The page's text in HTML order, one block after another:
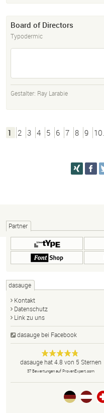
Board of Directors
Typodermic
Gestalter: Ray Larabie
1 2 3 4 5 6 7 8 9
Partner
dasauge
Kontakt
Datenschutz
Link zu uns
dasauge bei Facebook
dasauge
Designer,
Fotografen,
Agenturen,
Portfolios
und Jobs.
Anonym
dasaugehat4.8 von 5 Sternen
37Bewertungen auf ProvenExpert.com